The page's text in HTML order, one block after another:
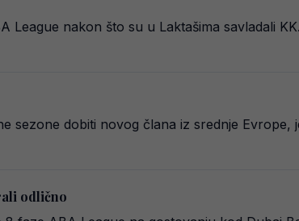
League nakon što su u Laktašima savladali
sezone dobiti novog člana iz srednje Evrope,
odlično